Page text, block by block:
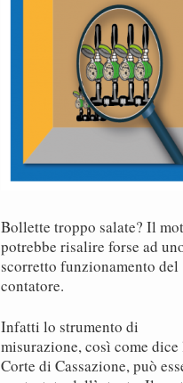
Bollette troppo salate? Il
potrebbe risalire forse ad
scorretto funzionamento del
contatore.
Infatti lo strumento di
misurazione, così come dice
Corte di Cassazione, può